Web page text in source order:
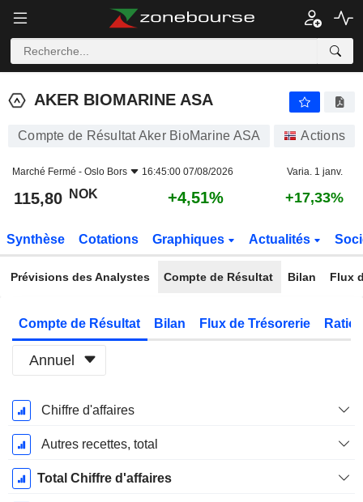
AKER BIOMARINE ASA
AKER BIOMARINE ASA
Compte de Résultat Aker BioMarine ASA Actions
Marché Fermé - Oslo Bors 16:45:00 07/08/2026 Varia. 1 janv.
115,80 NOK +4,51% +17,33%
Synthèse Cotations Graphiques Actualités
Prévisions des Analystes Compte de Résultat Bilan Flux
Compte de Résultat Bilan Flux de Trésorerie
Annuel
Période
Fiscale:
Décembre
Chiffre d'affaires
Autres recettes, total
Total Chiffre d'affaires